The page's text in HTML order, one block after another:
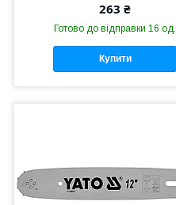
263 ₴
Готово до відправки 16 од.
Купити